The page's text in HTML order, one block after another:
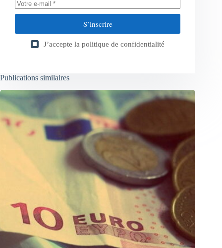
S’inscrire
J’accepte la politique de confidentialité
Publications similaires